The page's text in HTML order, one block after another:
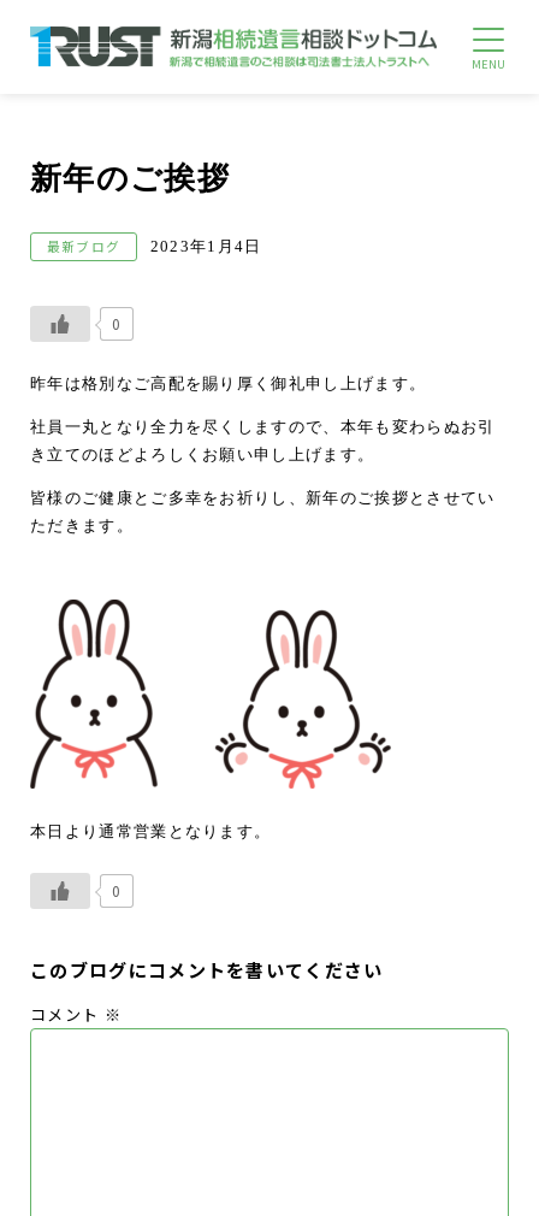
新年のご挨拶
最新ブログ 2023年1月4日
0
昨年は格別なご高配を賜り厚く御礼申し上げます。
社員一丸となり全力を尽くしますので、本年も変わらぬお引
き立てのほどよろしくお願い申し上げます。
皆様のご健康とご多幸をお祈りし、新年のご挨拶とさせてい
ただきます。
本日より通常営業となります。
0
このブログにコメントを書いてください
コメント ※